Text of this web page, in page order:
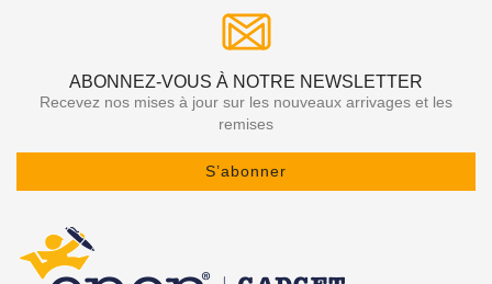
ABONNEZ-VOUS À NOTRE NEWSLETTER
Recevez nos mises à jour sur les nouveaux arrivages et les
remises
S’abonner